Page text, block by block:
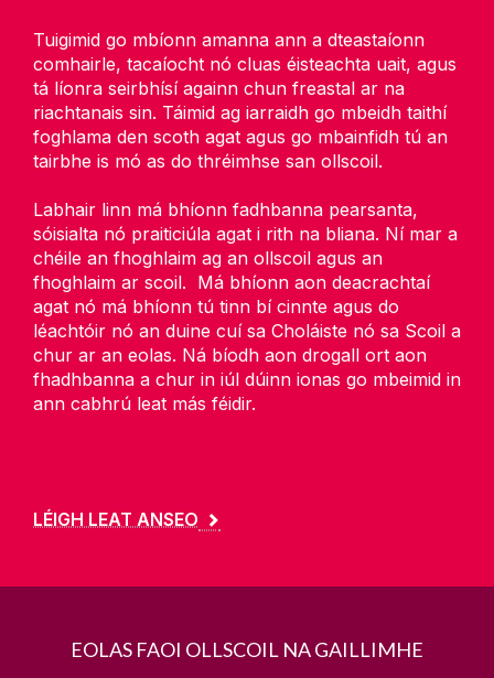
Tuigimid go mbíonn amanna ann a dteastaíonn
comhairle, tacaíocht nó cluas éisteachta uait, agus
tá líonra seirbhísí againn chun freastal ar na
riachtanais sin. Táimid ag iarraidh go mbeidh taithí
foghlama den scoth agat agus go mbainfidh tú an
tairbhe is mó as do thréimhse san ollscoil.
Labhair linn má bhíonn fadhbanna pearsanta,
sóisialta nó praiticiúla agat i rith na bliana. Ní mar a
chéile an fhoghlaim ag an ollscoil agus an
fhoghlaim ar scoil. Má bhíonn aon deacrachtaí
agat nó má bhíonn tú tinn bí cinnte agus do
léachtóir nó an duine cuí sa Choláiste nó sa Scoil a
chur ar an eolas. Ná bíodh aon drogall ort aon
fhadhbanna a chur in iúl dúinn ionas go mbeimid in
ann cabhrú leat más féidir.
LÉIGH LEAT ANSEO
EOLAS FAOI OLLSCOIL NA GAILLIMHE